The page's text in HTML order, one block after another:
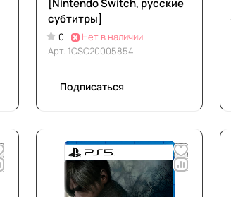
[Nintendo Switch, русские
субтитры]
0
Нет в наличии
Арт. 1CSC20005854
Подписаться